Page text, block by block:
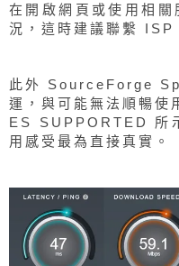
在開啟網頁或使用相
況，這時建議聯繫 ISP
此外 SourceForge
運，與可能無法順暢
ES SUPPORTED 所
用感受最為直接真實。